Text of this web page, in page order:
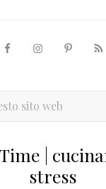
|
stress